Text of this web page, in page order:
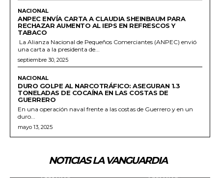
NACIONAL
ANPEC ENVÍA CARTA A CLAUDIA SHEINBAUM PARA
RECHAZAR AUMENTO AL IEPS EN REFRESCOS Y
TABACO
La Alianza Nacional de Pequeños Comerciantes (ANPEC) envió
una carta a la presidenta de...
septiembre 30, 2025
NACIONAL
DURO GOLPE AL NARCOTRÁFICO: ASEGURAN 1.3
TONELADAS DE COCAÍNA EN LAS COSTAS DE
GUERRERO
En una operación naval frente a las costas de Guerrero y en un
duro...
mayo 13, 2025
NOTICIAS LA VANGUARDIA